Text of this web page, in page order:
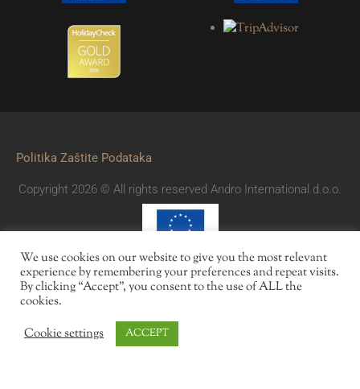
Politika Zaštite Podataka
Copyright 2026 © All rights reserved Andro International d.o.o.
We use cookies on our website to give you the most relevant
experience by remembering your preferences and repeat visits.
By clicking “Accept”, you consent to the use of ALL the
cookies.
Cookie settings
ACCEPT